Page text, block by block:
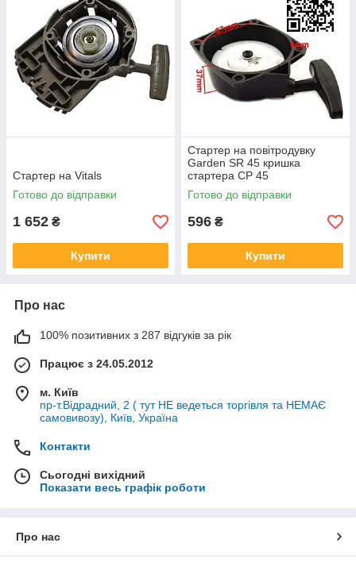
Стартер на Vitals
Готово до відправки
1 652 ₴
Купити
Стартер на повітродувку
Garden SR 45 кришка
стартера СР 45
Готово до відправки
596 ₴
Купити
Про нас
100% позитивних з 287 відгуків за рік
Працює з 24.05.2012
м. Київ
пр-т.Відрадний, 2 ( тут НЕ ведеться торгівля та НЕМАЄ
самовивозу), Київ, Україна
Контакти
Сьогодні вихідний
Показати весь графік роботи
Про нас